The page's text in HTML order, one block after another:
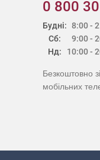
0 800
Будні:
Сб:
Нд:
8:00 -
9:00 -
10:00 -
Безкоштовно
мобільних